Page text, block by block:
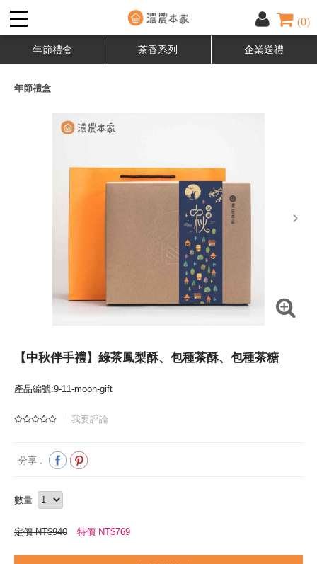
(0)
年節禮盒 茶香系列 企業送禮
年節禮盒
next
【中秋伴手禮】綠茶鳳梨酥、包種茶酥、包種茶糖
產品編號:9-11-moon-gift
我要評論
分享 :
數量
定價 NT$940 特價 NT$769